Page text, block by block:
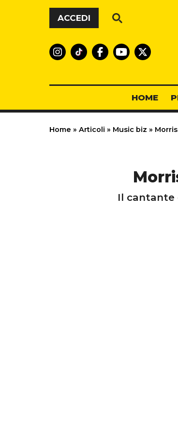
Vai al contenuto
ACCEDI
HOME
Home » Articoli » Music biz »
Il cantante